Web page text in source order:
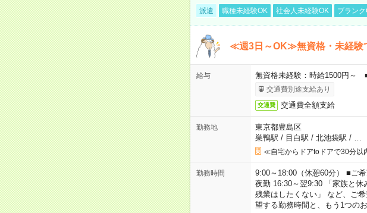
派遣 職種未経験OK 社会人未経験OK ブランク
≪週3日～OK≫無資格・未経験
給与 無資格未経験：時給1500円
交通費別途支給あり
交通費 交通費全額支給
勤務地
東京都豊島区
巣鴨駅 / 目白駅 / 北池袋駅 /
≪自宅からドアtoドアで30分以
勤務時間
9:00～18:00（休憩60分） ■ご
夜勤 16:30～翌9:30 「家族と
残業はしたくない」 など、ご
望する勤務時間と、もう1つの